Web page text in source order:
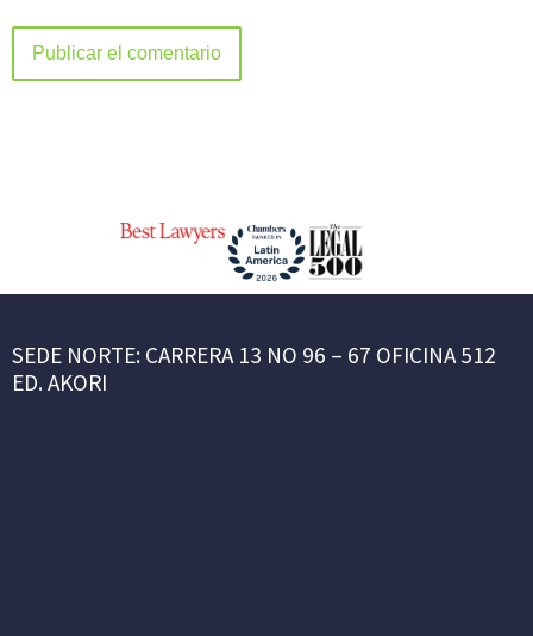
SEDE NORTE: CARRERA 13 NO 96 – 67 OFICINA 512
ED. AKORI